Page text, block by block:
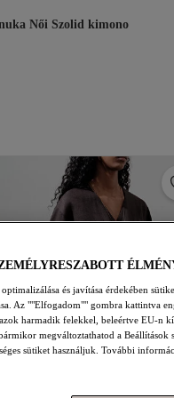
Női Szolid kimono
és javítása érdekében
Az ""Elfogadom"" gombra kattintva
azok harmadik felekkel, beleértve EU-
megváltoztathatod a
sütiket használjuk. További